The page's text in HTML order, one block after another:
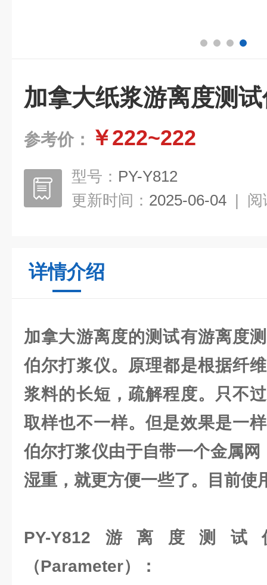
加拿大纸浆游离度测
参考价： ￥222~222
型号： PY-Y812
更新时间： 2025-06-04 | 阅
详情介绍
加拿大游离度的测试有游离度
伯尔打浆仪。原理都是根据纤
浆料的长短，疏解程度。只不
取样也不一样。但是效果是一
伯尔打浆仪由于自带一个金属
湿重，就更方便一些了。目前使
PY-Y812游离度测
（Parameter）：